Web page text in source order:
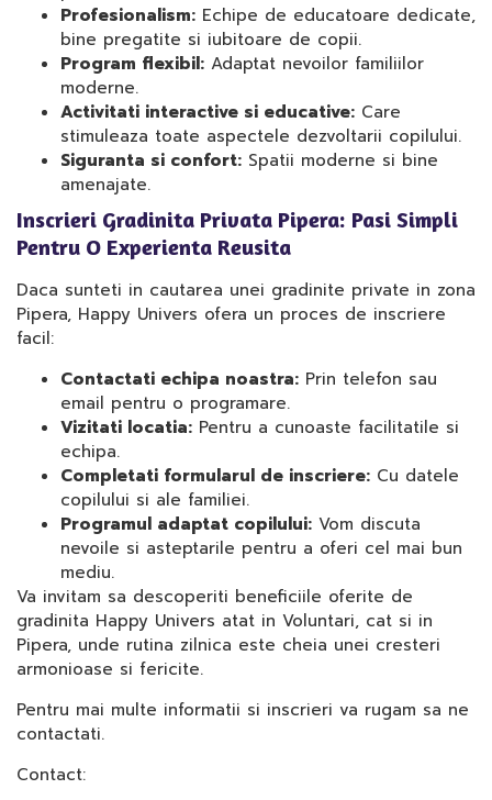
Profesionalism: Echipe de educatoare dedicate,
bine pregatite si iubitoare de copii.
Program flexibil: Adaptat nevoilor familiilor
moderne.
Activitati interactive si educative: Care
stimuleaza toate aspectele dezvoltarii copilului.
Siguranta si confort: Spatii moderne si bine
amenajate.
Inscrieri Gradinita Privata Pipera: Pasi Simpli
Pentru O Experienta Reusita
Daca sunteti in cautarea unei gradinite private in zona
Pipera, Happy Univers ofera un proces de inscriere
facil:
Contactati echipa noastra: Prin telefon sau
email pentru o programare.
Vizitati locatia: Pentru a cunoaste facilitatile si
echipa.
Completati formularul de inscriere: Cu datele
copilului si ale familiei.
Programul adaptat copilului: Vom discuta
nevoile si asteptarile pentru a oferi cel mai bun
mediu.
Va invitam sa descoperiti beneficiile oferite de
gradinita Happy Univers atat in Voluntari, cat si in
Pipera, unde rutina zilnica este cheia unei cresteri
armonioase si fericite.
Pentru mai multe informatii si inscrieri va rugam sa ne
contactati.
Contact: